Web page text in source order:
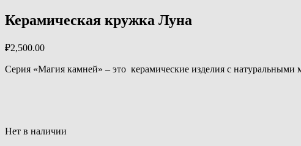
Керамическая кружка Луна
₽2,500.00
Серия «Магия камней» – это керамические изделия с
Нет в наличии